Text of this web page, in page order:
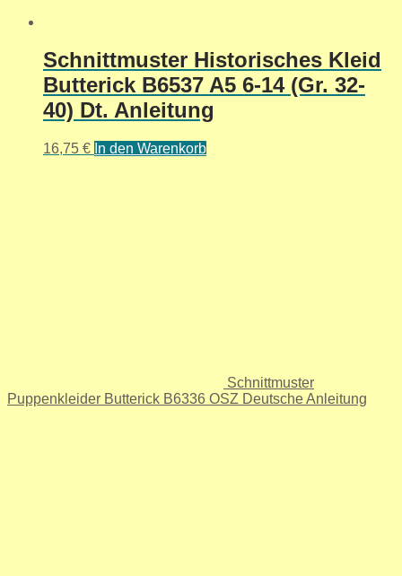
Schnittmuster Historisches Kleid
Butterick B6537 A5 6-14 (Gr. 32-
40) Dt. Anleitung
16,75 € In den Warenkorb
Schnittmuster
Puppenkleider Butterick B6336 OSZ Deutsche Anleitung